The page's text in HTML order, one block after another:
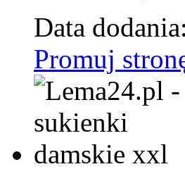
Data
Promuj